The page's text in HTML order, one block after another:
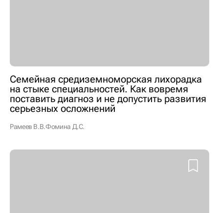
Семейная средиземноморская лихорадка
на стыке специальностей. Как вовремя
поставить диагноз и не допустить развития
серьезных осложнений
Рамеев В.В.Фомина Д.С.